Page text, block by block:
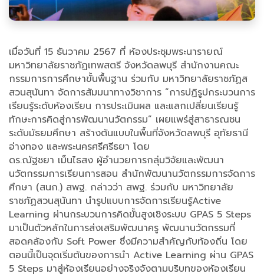
เมื่อวันที่ 15 ธันวาคม 2567 ที่ ห้องประชุมพระนารายณ์
มหาวิทยาลัยราชภัฏเทพสตรี จังหวัดลพบุรี สำนักงานคณะ
กรรมการการศึกษาขั้นพื้นฐาน ร่วมกับ มหาวิทยาลัยราชภัฏส
สวนสุนันทา จัดการสัมมนาทางวิชาการ ”การปฏิรูปกระบวนการ
เรียนรู้ระดับห้องเรียน การประเมินผล และแลกเปลี่ยนเรียนรู้
ทักษะการคิดสู่การพัฒนานวัตกรรม” เผยแพร่สู่สาธารณชน
ระดับมัธยมศึกษา สร้างต้นแบบในพื้นที่จังหวัดลพบุรี อุทัยธานี
อ่างทอง และพระนครศรีศรีธยา โดย
ดร.ณัฐชยา เม็นไธสง ผู้อำนวยการกลุ่มวิจัยและพัฒนา
นวัตกรรมการเรียนการสอน สำนักพัฒนานวัตกรรมการจัดการ
ศึกษา (สนก.) สพฐ. กล่าวว่า สพฐ. ร่วมกับ มหาวิทยาลัย
ราชภัฏสวนสุนันทา นำรูปแบบการจัดการเรียนรู้Active
Learning ผ่านกระบวนการคิดขั้นสูงเชิงระบบ GPAS 5 Steps
มาเป็นตัวหลักในการส่งเสริมพัฒนาครู พัฒนานวัตกรรมที่
สอดคล้องกับ Soft Power ซึ่งมีความสำคัญกับท้องถิ่น โดย
ตอนนี้เป็นจุดเริ่มต้นของการนำ Active Learning ผ่าน GPAS
5 Steps มาสู่ห้องเรียนอย่างจริงจังตามบริบทของห้องเรียน